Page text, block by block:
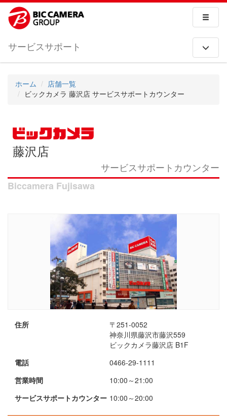
サービスサポート
ホーム
店舗一覧
ビックカメラ 藤沢店 サービスサポートカウンター
藤沢店
サービスサポートカウンター
Biccamera Fujisawa
住所
〒251-0052
神奈川県藤沢市藤沢559
ビックカメラ藤沢店 B1F
電話
0466-29-1111
営業時間
10:00～21:00
サービスサポートカウンター 10:00～20:00